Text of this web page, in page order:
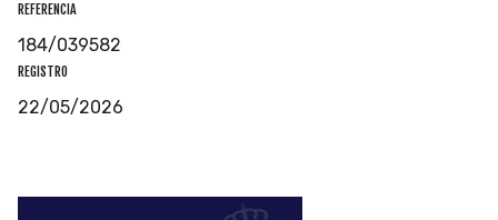
REFERENCIA
184/039582
REGISTRO
22/05/2026